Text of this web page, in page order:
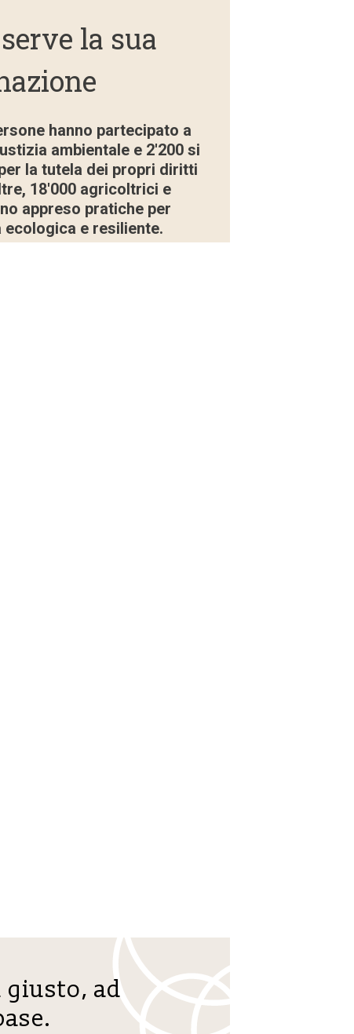
la sua
hanno partecipato a
ambientale e 2'200 si
la tutela dei propri diritti
18'000 agricoltrici e
appreso pratiche per
ecologica e resiliente.
giusto, ad